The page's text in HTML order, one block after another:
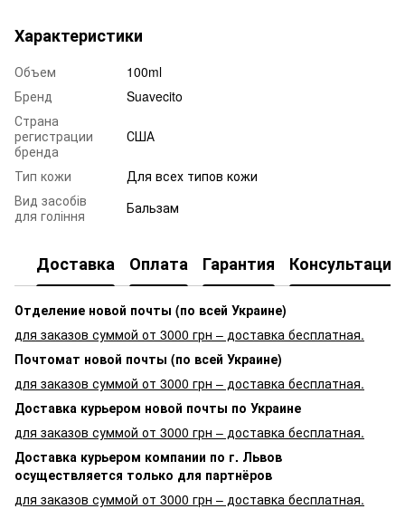
Характеристики
Объем
100ml
Бренд
Suavecito
Страна
регистрации
бренда
США
Тип кожи
Для всех типов кожи
Вид засобів
для гоління
Бальзам
Доставка Оплата Гарантия Консультация
Отделение новой почты (по всей Украине)
для заказов суммой от 3000 грн – доставка бесплатная.
Почтомат новой почты (по всей Украине)
для заказов суммой от 3000 грн – доставка бесплатная.
Доставка курьером новой почты по Украине
для заказов суммой от 3000 грн – доставка бесплатная.
Доставка курьером компании по г. Львов
осуществляется только для партнёров
для заказов суммой от 3000 грн – доставка бесплатная.